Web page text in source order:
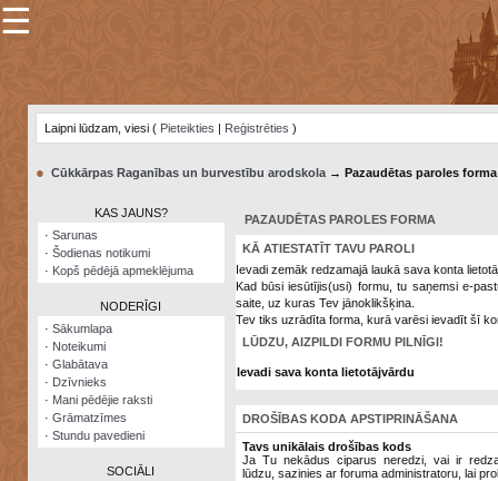
×
Šodienas
notikumi
Visatcera
almanahs
Arhīvs
☰
Laipni lūdzam, viesi ( Pieteikties | Reģistrēties )
● Cūkkārpas Raganības un burvestību arodskola→ Pazaudētas paroles forma
KAS JAUNS?
· Sarunas
· Šodienas notikumi
· Kopš pēdējā apmeklējuma
NODERĪGI
· Sākumlapa
· Noteikumi
· Glabātava
· Dzīvnieks
· Mani pēdējie raksti
· Grāmatzīmes
· Stundu pavedieni
SOCIĀLI
PAZAUDĒTAS PAROLES FORMA
KĀ ATIESTATĪT TAVU PAROLI
Ievadi zemāk redzamajā laukā sava konta
Kad būsi iesūtījis(usi) formu, tu saņemsi e-
saite, uz kuras Tev jānoklikšķina.
Tev tiks uzrādīta forma, kurā varēsi ievadīt šī
LŪDZU, AIZPILDI FORMU PILNĪGI!
Ievadi sava konta lietotājvārdu
DROŠĪBAS KODA APSTIPRINĀŠANA
Tavs unikālais drošības kods
Ja Tu nekādus ciparus neredzi, vai ir
lūdzu, sazinies ar foruma administratoru, lai